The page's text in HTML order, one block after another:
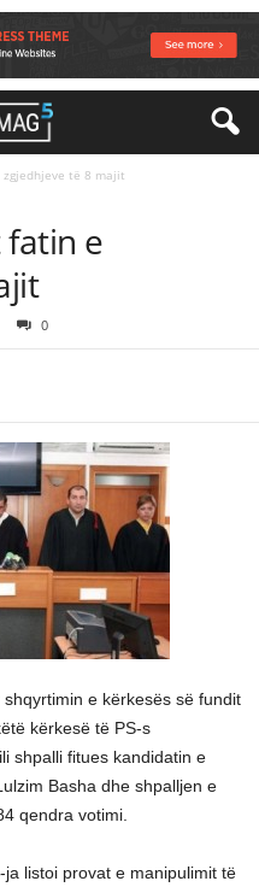
të 8 majit
fatin e
0
e kërkesës së fundit
kërkesë të PS-s
shpalli fitues kandidatin e
Basha dhe shpalljen e
qendra votimi.
listoi provat e manipulimit të